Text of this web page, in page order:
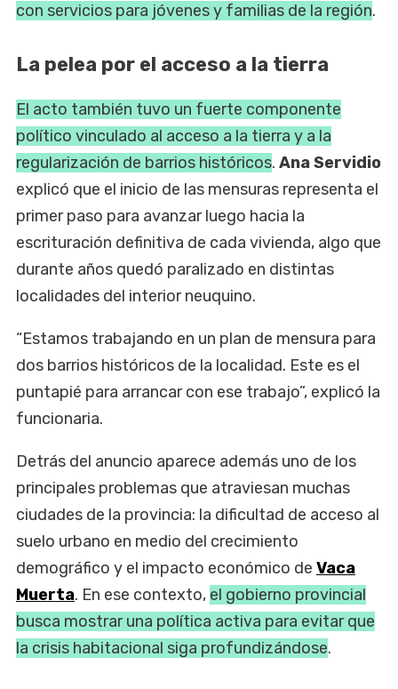
con servicios para jóvenes y familias de la región.
La pelea por el acceso a la tierra
El acto también tuvo un fuerte componente
político vinculado al acceso a la tierra y a la
regularización de barrios históricos. Ana Servidio
explicó que el inicio de las mensuras representa el
primer paso para avanzar luego hacia la
escrituración definitiva de cada vivienda, algo que
durante años quedó paralizado en distintas
localidades del interior neuquino.
“Estamos trabajando en un plan de mensura para
dos barrios históricos de la localidad. Este es el
puntapié para arrancar con ese trabajo”, explicó la
funcionaria.
Detrás del anuncio aparece además uno de los
principales problemas que atraviesan muchas
ciudades de la provincia: la dificultad de acceso al
suelo urbano en medio del crecimiento
demográfico y el impacto económico de Vaca
Muerta. En ese contexto, el gobierno provincial
busca mostrar una política activa para evitar que
la crisis habitacional siga profundizándose.